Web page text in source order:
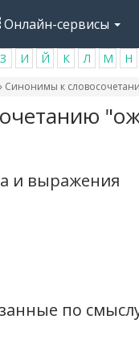
Онлайн-сервисы
З И Й К Л М Н
Синонимы к
и выражения
по